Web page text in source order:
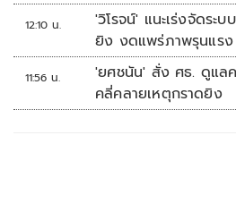
12:10 น.
'วิโรจน์' แนะเร่งจัดระ
ยิง งดแพร่ภาพรุนแรง
11:56 น.
'ยศชนัน' สั่ง ศธ. ดูแล
คลี่คลายเหตุกราดยิง